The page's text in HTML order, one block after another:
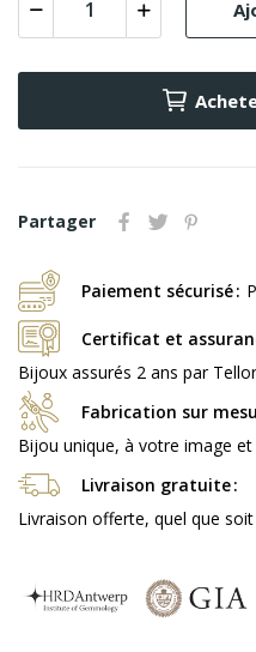
Partager
Paiement sécurisé
Certificat et
Bijoux assurés 2 ans par Tellor
Fabrication sur
Bijou unique, à votre image
Livraison gratuite
Livraison offerte, quel que